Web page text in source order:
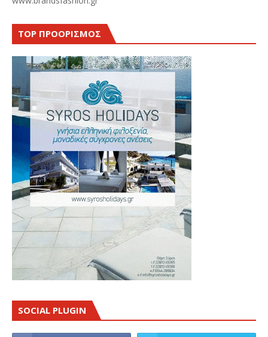
TOP ΠΡΟΟΡΙΣΜΟΣ
SOCIAL PLUGIN